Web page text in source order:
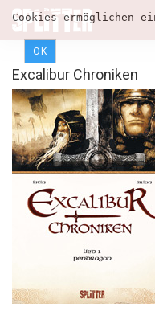
Cookies ermöglichen
OK
Excalibur Chroniken